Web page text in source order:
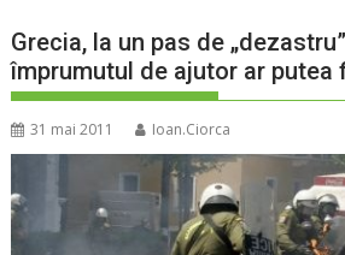
Grecia, la un pas de
împrumutul de ajutor ar putea
31 mai 2011 Ioan.Ciorca